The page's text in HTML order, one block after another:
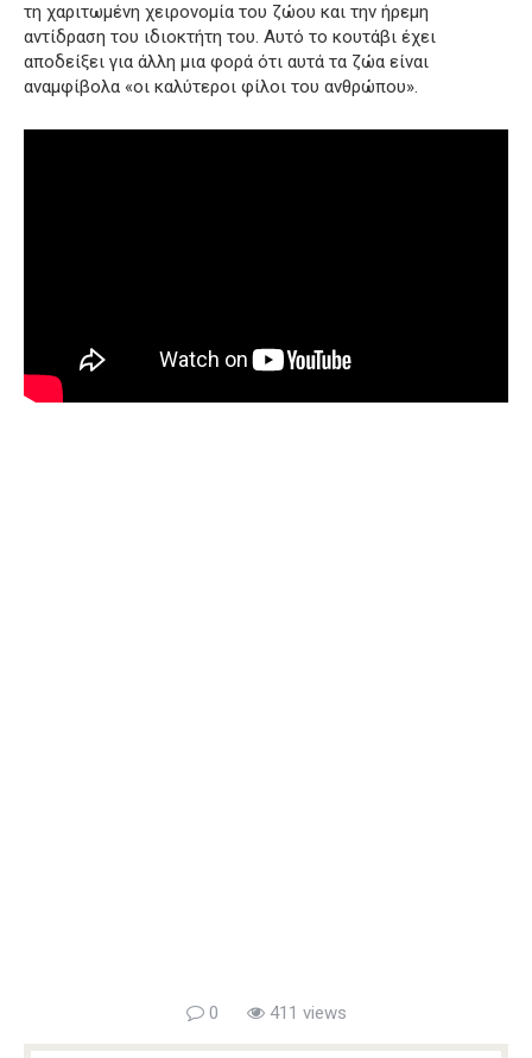
τη χαριτωμένη χειρονομία του ζώου και την ήρεμη
αντίδραση του ιδιοκτήτη του. Αυτό το κουτάβι έχει
αποδείξει για άλλη μια φορά ότι αυτά τα ζώα είναι
αναμφίβολα «οι καλύτεροι φίλοι του ανθρώπου».
0 411 views